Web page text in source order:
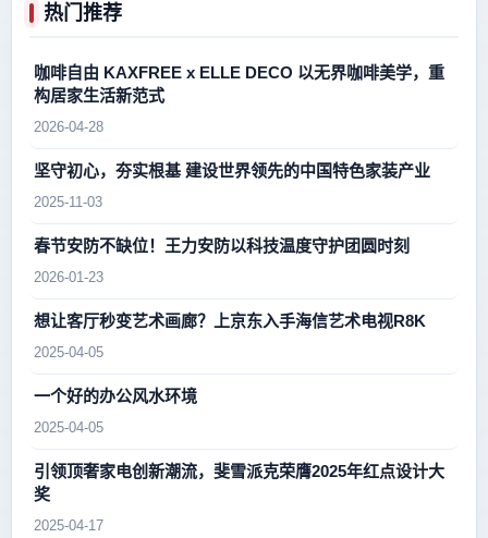
热门推荐
咖啡自由 KAXFREE x ELLE DECO 以无界咖啡美学，重
构居家生活新范式
2026-04-28
坚守初心，夯实根基 建设世界领先的中国特色家装产业
2025-11-03
春节安防不缺位！王力安防以科技温度守护团圆时刻
2026-01-23
想让客厅秒变艺术画廊？上京东入手海信艺术电视R8K
2025-04-05
一个好的办公风水环境
2025-04-05
引领顶奢家电创新潮流，斐雪派克荣膺2025年红点设计大
奖
2025-04-17